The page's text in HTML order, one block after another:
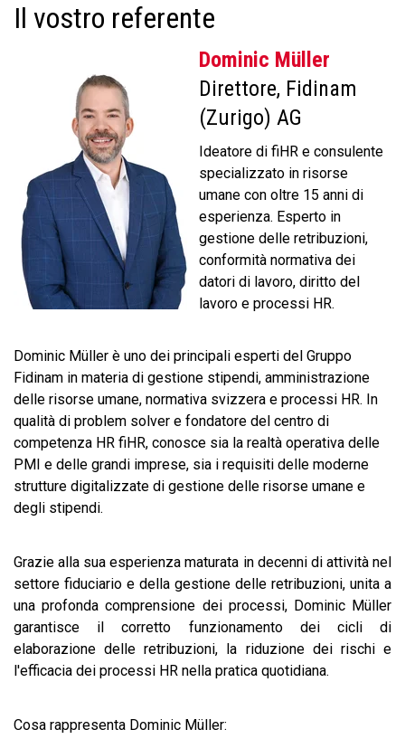
Il vostro referente
Dominic Müller
Direttore, Fidinam
(Zurigo) AG
Ideatore di fiHR e consulente
specializzato in risorse
umane con oltre 15 anni di
esperienza. Esperto in
gestione delle retribuzioni,
conformità normativa dei
datori di lavoro, diritto del
lavoro e processi HR.
Dominic Müller è uno dei principali esperti del Gruppo
Fidinam in materia di gestione stipendi, amministrazione
delle risorse umane, normativa svizzera e processi HR. In
qualità di problem solver e fondatore del centro di
competenza HR fiHR, conosce sia la realtà operativa delle
PMI e delle grandi imprese, sia i requisiti delle moderne
strutture digitalizzate di gestione delle risorse umane e
degli stipendi.
Grazie alla sua esperienza maturata in decenni di attività nel
settore fiduciario e della gestione delle retribuzioni, unita a
una profonda comprensione dei processi, Dominic Müller
garantisce il corretto funzionamento dei cicli di
elaborazione delle retribuzioni, la riduzione dei rischi e
l'efficacia dei processi HR nella pratica quotidiana.
Cosa rappresenta Dominic Müller: